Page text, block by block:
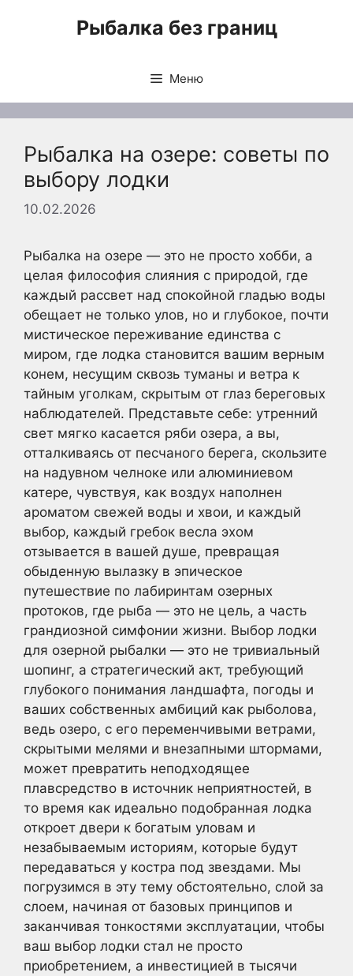
Рыбалка без границ
Меню
Рыбалка на озере: советы по
выбору лодки
10.02.2026
Рыбалка на озере — это не просто хобби, а
целая философия слияния с природой, где
каждый рассвет над спокойной гладью воды
обещает не только улов, но и глубокое, почти
мистическое переживание единства с
миром, где лодка становится вашим верным
конем, несущим сквозь туманы и ветра к
тайным уголкам, скрытым от глаз береговых
наблюдателей. Представьте себе: утренний
свет мягко касается ряби озера, а вы,
отталкиваясь от песчаного берега, скользите
на надувном челноке или алюминиевом
катере, чувствуя, как воздух наполнен
ароматом свежей воды и хвои, и каждый
выбор, каждый гребок весла эхом
отзывается в вашей душе, превращая
обыденную вылазку в эпическое
путешествие по лабиринтам озерных
протоков, где рыба — это не цель, а часть
грандиозной симфонии жизни. Выбор лодки
для озерной рыбалки — это не тривиальный
шопинг, а стратегический акт, требующий
глубокого понимания ландшафта, погоды и
ваших собственных амбиций как рыболова,
ведь озеро, с его переменчивыми ветрами,
скрытыми мелями и внезапными штормами,
может превратить неподходящее
плавсредство в источник неприятностей, в
то время как идеально подобранная лодка
откроет двери к богатым уловам и
незабываемым историям, которые будут
передаваться у костра под звездами. Мы
погрузимся в эту тему обстоятельно, слой за
слоем, начиная от базовых принципов и
заканчивая тонкостями эксплуатации, чтобы
ваш выбор лодки стал не просто
приобретением, а инвестицией в тысячи